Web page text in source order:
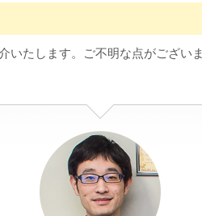
たします。ご不明な点がござい